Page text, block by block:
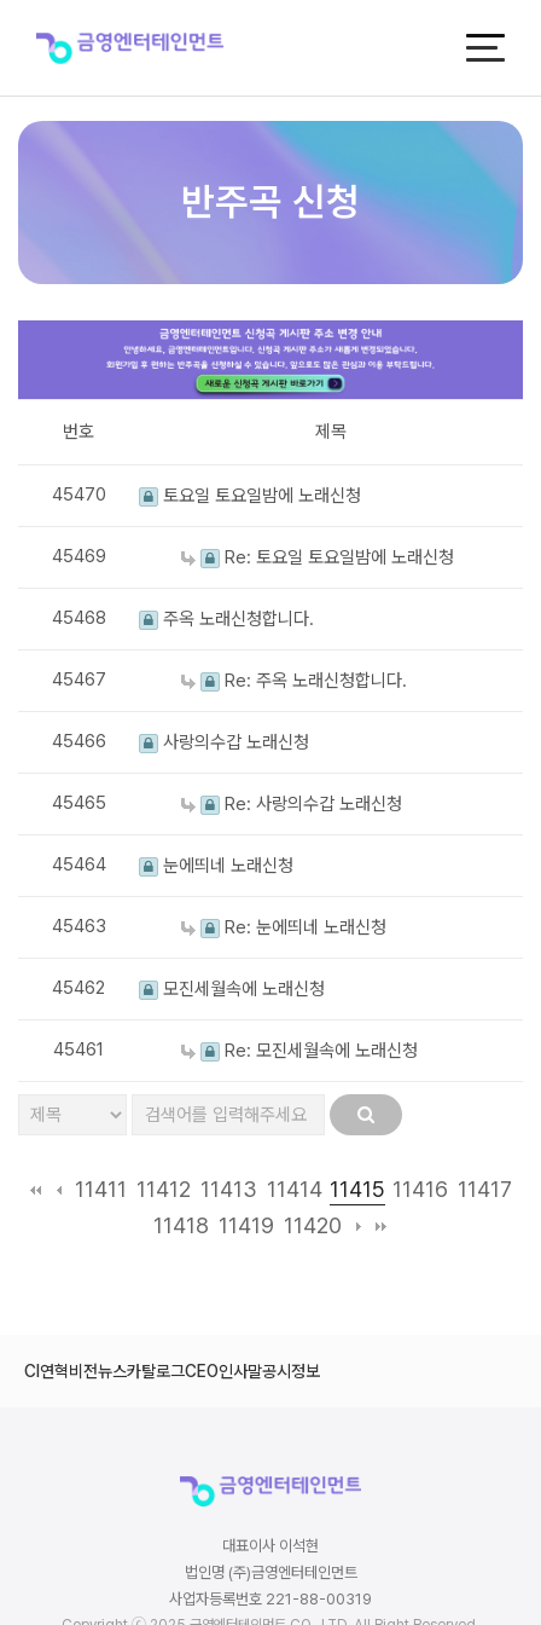
반주곡 신청
번호 제목
45470 토요일 토요일밤에 노래신청
45469 Re: 토요일 토요일밤에 노래신청
45468 주옥 노래신청합니다.
45467 Re: 주옥 노래신청합니다.
45466 사랑의수갑 노래신청
45465 Re: 사랑의수갑 노래신청
45464 눈에띄네 노래신청
45463 Re: 눈에띄네 노래신청
45462 모진세월속에 노래신청
45461 Re: 모진세월속에 노래신청
11411 11412 11413 11414 11415 11416 11417
11418 11419 11420
CI 연혁비전뉴스카탈로그CEO인사말공시정보
대표이사 이석현
법인명 (주)금영엔터테인먼트
사업자등록번호 221-88-00319